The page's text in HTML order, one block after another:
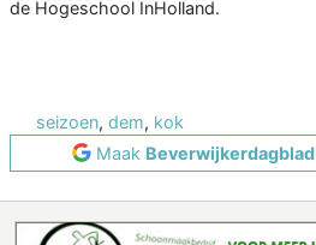
de Hogeschool InHolland.
seizoen, dem, kok
Maak Beverwijkerdagblad